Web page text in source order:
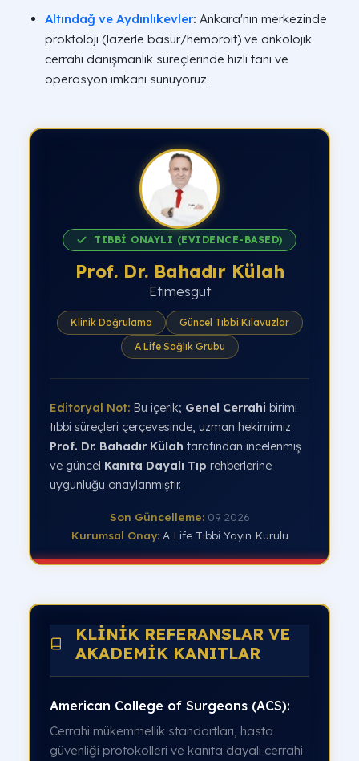
Altındağ ve Aydınlıkevler: Ankara'nın merkezinde
proktoloji (lazerle basur/hemoroit) ve onkolojik
cerrahi danışmanlık süreçlerinde hızlı tanı ve
operasyon imkanı sunuyoruz.
TIBBİ ONAYLI (EVIDENCE-BASED)
Prof. Dr. Bahadır Külah
Etimesgut
Klinik Doğrulama
Güncel Tıbbi Kılavuzlar
A Life Sağlık Grubu
Editoryal Not: Bu içerik; Genel Cerrahi birimi
tıbbi süreçleri çerçevesinde, uzman hekimimiz
Prof. Dr. Bahadır Külah tarafından incelenmiş
ve güncel Kanıta Dayalı Tıp rehberlerine
uygunluğu onaylanmıştır.
Son Güncelleme: 09 2026
Kurumsal Onay: A Life Tıbbi Yayın Kurulu
KLINIK REFERANSLAR VE
AKADEMIK KANITLAR
American College of Surgeons (ACS):
Cerrahi mükemmellik standartları, hasta
güvenliği protokolleri ve kanıta dayalı cerrahi